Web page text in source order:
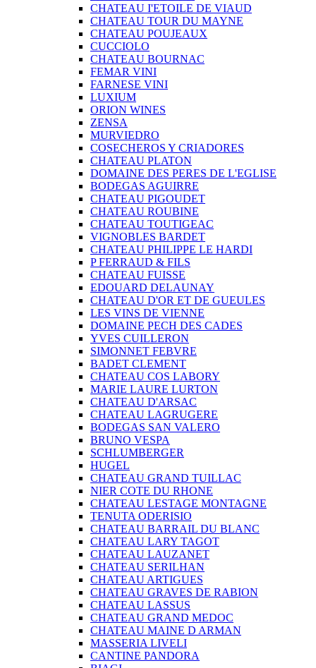
CHATEAU I'ETOILE DE VIAUD
CHATEAU TOUR DU MAYNE
CHATEAU POUJEAUX
CUCCIOLO
CHATEAU BOURNAC
FEMAR VINI
FARNESE VINI
LUXIUM
ORION WINES
ZENSA
MURVIEDRO
COSECHEROS Y CRIADORES
CHATEAU PLATON
DOMAINE DES PERES DE L'EGLISE
BODEGAS AGUIRRE
CHATEAU PIGOUDET
CHATEAU ROUBINE
CHATEAU TOUTIGEAC
VIGNOBLES BARDET
CHATEAU PHILIPPE LE HARDI
P FERRAUD & FILS
CHATEAU FUISSE
EDOUARD DELAUNAY
CHATEAU D'OR ET DE GUEULES
LES VINS DE VIENNE
DOMAINE PECH DES CADES
YVES CUILLERON
SIMONNET FEBVRE
BADET CLEMENT
CHATEAU COS LABORY
MARIE LAURE LURTON
CHATEAU D'ARSAC
CHATEAU LAGRUGERE
BODEGAS SAN VALERO
BRUNO VESPA
SCHLUMBERGER
HUGEL
CHATEAU GRAND TUILLAC
NIER COTE DU RHONE
CHATEAU LESTAGE MONTAGNE
TENUTA ODERISIO
CHATEAU BARRAIL DU BLANC
CHATEAU LARY TAGOT
CHATEAU LAUZANET
CHATEAU SERILHAN
CHATEAU ARTIGUES
CHATEAU GRAVES DE RABION
CHATEAU LASSUS
CHATEAU GRAND MEDOC
CHATEAU MAINE D ARMAN
MASSERIA LIVELI
CANTINE PANDORA